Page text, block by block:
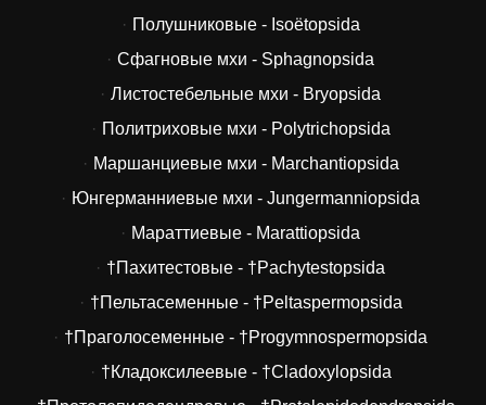
Полушниковые - Isoëtopsida
Сфагновые мхи - Sphagnopsida
Листостебельные мхи - Bryopsida
Политриховые мхи - Polytrichopsida
Маршанциевые мхи - Marchantiopsida
Юнгерманниевые мхи - Jungermanniopsida
Мараттиевые - Marattiopsida
†Пахитестовые - †Pachytestopsida
†Пельтасеменные - †Peltaspermopsida
†Праголосеменные - †Progymnospermopsida
†Кладоксилеевые - †Cladoxylopsida